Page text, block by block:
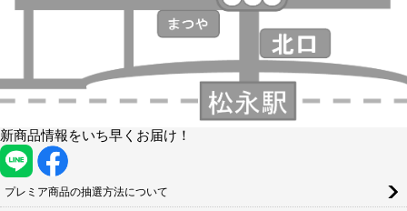
新商品情報をいち早くお届け！
プレミア商品の抽選方法について